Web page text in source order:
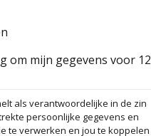
om mijn gegevens voor 12
als verantwoordelijke in de zin
persoonlijke gegevens en
te verwerken en jou te koppelen